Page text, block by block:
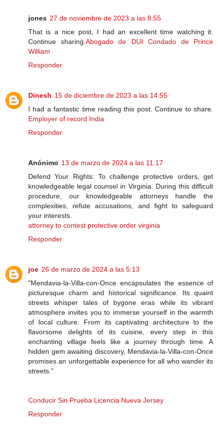
jones 27 de noviembre de 2023 a las 8:55
That is a nice post, I had an excellent time watching it.
Continue sharing.Abogado de DUI Condado de Prince
William
Responder
Dinesh 15 de diciembre de 2023 a las 14:55
I had a fantastic time reading this post. Continue to share.
Employer of record India
Responder
Anónimo 13 de marzo de 2024 a las 11:17
Defend Your Rights: To challenge protective orders, get
knowledgeable legal counsel in Virginia. During this difficult
procedure, our knowledgeable attorneys handle the
complexities, refute accusations, and fight to safeguard
your interests.
attorney to contest protective order virginia
Responder
joe 26 de marzo de 2024 a las 5:13
"Mendavia-la-Villa-con-Once encapsulates the essence of
picturesque charm and historical significance. Its quaint
streets whisper tales of bygone eras while its vibrant
atmosphere invites you to immerse yourself in the warmth
of local culture. From its captivating architecture to the
flavorsome delights of its cuisine, every step in this
enchanting village feels like a journey through time. A
hidden gem awaiting discovery, Mendavia-la-Villa-con-Once
promises an unforgettable experience for all who wander its
streets."
Conducir Sin Prueba Licencia Nueva Jersey
Responder